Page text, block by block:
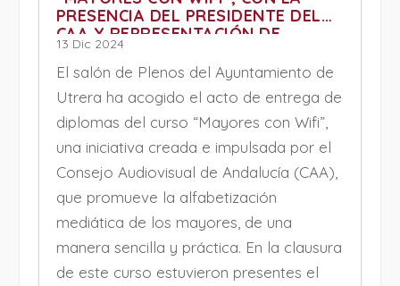
PRESENCIA DEL PRESIDENTE DEL
CAA Y REPRESENTACIÓN DE
VARIAS UNIVERSIDADES
13 Dic 2024
El salón de Plenos del Ayuntamiento de
Utrera ha acogido el acto de entrega de
diplomas del curso “Mayores con Wifi”,
una iniciativa creada e impulsada por el
Consejo Audiovisual de Andalucía (CAA),
que promueve la alfabetización
mediática de los mayores, de una
manera sencilla y práctica. En la clausura
de este curso estuvieron presentes el